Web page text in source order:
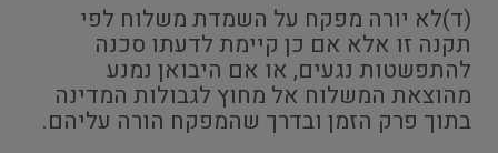
(ד)לא יורה מפקח על השמדת משלוח לפי
תקנה זו אלא אם כן קיימת לדעתו סכנה
להתפשטות נגעים, או אם היבואן נמנע
מהוצאת המשלוח אל מחוץ לגבולות המדינה
בתוך פרק הזמן ובדרך שהמפקח הורה עליהם.